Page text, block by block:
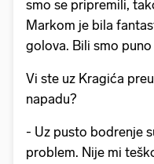
smo se pripremili,
Markom je bila
golova. Bili smo
Vi ste uz Kragića
napadu?
- Uz pusto bodrenje
problem. Nije mi